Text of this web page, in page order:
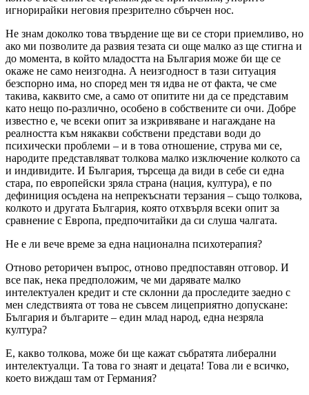
игнорирайки неговия презрително сбърчен нос.
Не знам доколко това твърдение ще ви се стори приемливо, но
ако ми позволите да развия тезата си още малко аз ще стигна и
до момента, в който младостта на България може би ще се
окаже не само неизгодна. А неизгодност в тази ситуация
безспорно има, но според мен тя идва не от факта, че сме
такива, каквито сме, а само от опитите ни да се представим
като нещо по-различно, особено в собствените си очи. Добре
известно е, че всеки опит за изкривяване и нагаждане на
реалността към някакви собствени представи води до
психически проблеми – и в това отношение, струва ми се,
народите представляват толкова малко изключение колкото са
и индивидите. И България, търсеща да види в себе си една
стара, по европейски зряла страна (нация, култура), е по
дефиниция осъдена на непрекъснати терзания – също толкова,
колкото и другата България, която отхвърля всеки опит за
сравнение с Европа, предпочитайки да си слуша чалгата.
Не е ли вече време за една национална психотерапия?
Отново реторичен въпрос, отново предпоставян отговор. И
все пак, нека предположим, че ми дарявате малко
интелектуален кредит и сте склонни да проследите заедно с
мен следствията от това не съвсем лицеприятно допускане:
България и българите – един млад народ, една незряла
култура?
Е, какво толкова, може би ще кажат събратята либерални
интелектуалци. Та това го знаят и децата! Това ли е всичко,
което виждаш там от Германия?